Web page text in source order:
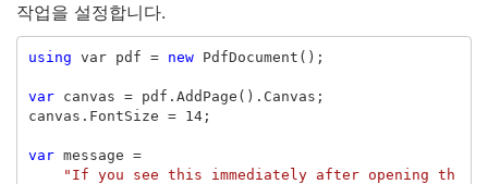
작업을 설정합니다.
using var pdf = new PdfDocument ();
var canvas = pdf . AddPage (). Canvas ;
canvas . FontSize = 14;
var message =
"If you see this immediately after opening th